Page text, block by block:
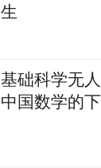
础科学无人
国数学的下